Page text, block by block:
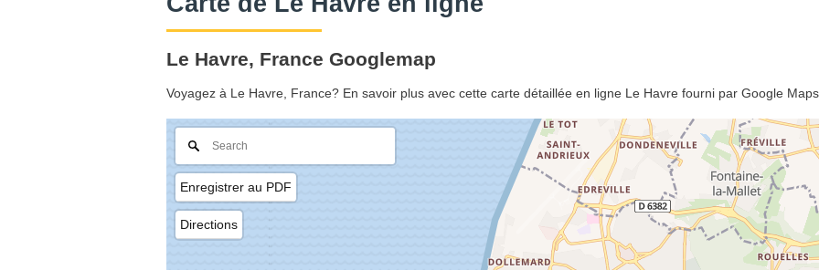
Le Havre, France Googlemap
Voyagez à Le Havre, France? En savoir plus avec cette carte détaillée en ligne Le Havre fourni par Google
Enregistrer au PDF
Directions